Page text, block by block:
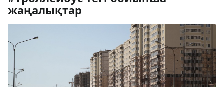
жаңалықтар